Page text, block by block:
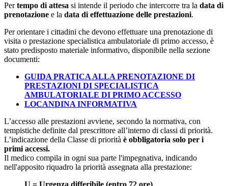
Pertempo di attesa si intende il periodo che intercorre tra la data di
prenotazione e la data di effettuazione delle prestazioni.
Per orientare i cittadini che devono effettuare una prenotazione di
visita o prestazione specialistica ambulatoriale di primo accesso, è
stato predisposto materiale informativo, disponibile nella sezione
documenti:
GUIDA PRATICA ALLA PRENOTAZIONE DI
PRESTAZIONI DI SPECIALISTICA
AMBULATORIALE DI PRIMO ACCESSO
LOCANDINA INFORMATIVA
L’accesso alle prestazioni avviene, secondo la normativa, con
tempistiche definite dal prescrittore all’interno di classi di priorità.
L’indicazione della Classe di priorità è obbligatoria solo per i
primi accessi.
Il medico compila in ogni sua parte l'impegnativa, indicando
nell'apposito riquadro la priorità assegnata alla prestazione:
U = Urgenza differibile (entro 72 ore)